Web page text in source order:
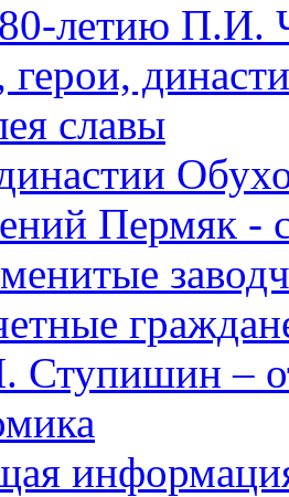
летию П.И.
славы
Пермяк -
Ступишин –